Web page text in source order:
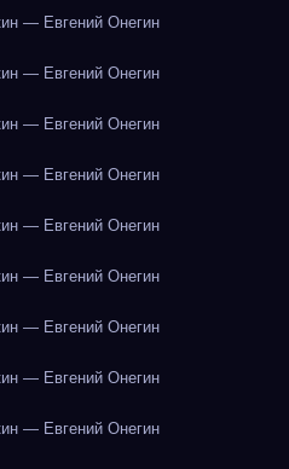
— Евгений Онегин
— Евгений Онегин
— Евгений Онегин
— Евгений Онегин
— Евгений Онегин
— Евгений Онегин
— Евгений Онегин
— Евгений Онегин
— Евгений Онегин